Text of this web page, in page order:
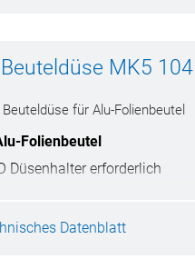
MK5 104
für Alu-Folienbeutel
Folienbeutel
Düsenhalter erforderlich
6 - 22 mm, L: 104
Datenblatt